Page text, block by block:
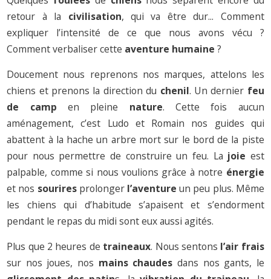
retour à la civilisation, qui va être dur... Comment
expliquer l’intensité de ce que nous avons vécu ?
Comment verbaliser cette aventure humaine ?
Doucement nous reprenons nos marques, attelons les
chiens et prenons la direction du chenil. Un dernier feu
de camp en pleine nature. Cette fois aucun
aménagement, c’est Ludo et Romain nos guides qui
abattent à la hache un arbre mort sur le bord de la piste
pour nous permettre de construire un feu. La joie est
palpable, comme si nous voulions grâce à notre énergie
et nos souriresprolonger l’aventure un peu plus. Même
les chiens qui d’habitude s’apaisent et s’endorment
pendant le repas du midi sont eux aussi agités.
Plus que 2 heures de traineaux. Nous sentons l’air frais
sur nos joues, nos mains chaudes dans nos gants, le